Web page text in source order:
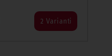
2 Varianti